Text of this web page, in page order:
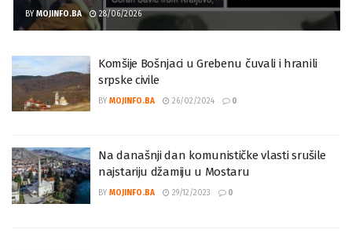
BY MOJINFO.BA 28/06/2026
Komšije Bošnjaci u Grebenu čuvali i hranili
srpske civile
BY MOJINFO.BA 26/02/2024 0
Na današnji dan komunističke vlasti srušile
najstariju džamiju u Mostaru
BY MOJINFO.BA 29/12/2023 0